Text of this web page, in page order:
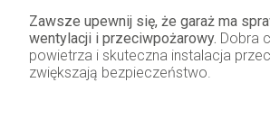
Zawsze upewnij się, że garaż ma
wentylacji i przeciwpożarowy. Dobra
powietrza i skuteczna instalacja
zwiększają bezpieczeństwo.